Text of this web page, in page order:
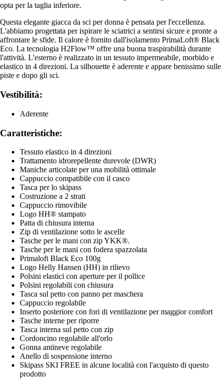
opta per la taglia inferiore.
Questa elegante giacca da sci per donna è pensata per l'eccellenza.
L'abbiamo progettata per ispirare le sciatrici a sentirsi sicure e pronte a
affrontare le sfide. Il calore è fornito dall'isolamento PrimaLoft® Black
Eco. La tecnologia H2Flow™ offre una buona traspirabilità durante
l'attività. L'esterno è realizzato in un tessuto impermeabile, morbido e
elastico in 4 direzioni. La silhouette è aderente e appare benissimo sulle
piste e dopo gli sci.
Vestibilità:
Aderente
Caratteristiche:
Tessuto elastico in 4 direzioni
Trattamento idrorepellente durevole (DWR)
Maniche articolate per una mobilità ottimale
Cappuccio compatibile con il casco
Tasca per lo skipass
Costruzione a 2 strati
Cappuccio rimovibile
Logo HH® stampato
Patta di chiusura interna
Zip di ventilazione sotto le ascelle
Tasche per le mani con zip YKK®.
Tasche per le mani con fodera spazzolata
Primaloft Black Eco 100g
Logo Helly Hansen (HH) in rilievo
Polsini elastici con aperture per il pollice
Polsini regolabili con chiusura
Tasca sul petto con panno per maschera
Cappuccio regolabile
Inserto posteriore con fori di ventilazione per maggior comfort
Tasche interne per riporre
Tasca interna sul petto con zip
Cordoncinо regolabile all'orlo
Gonna antineve regolabile
Anello di sospensione interno
Skipass SKI FREE in alcune località con l'acquisto di questo
prodotto